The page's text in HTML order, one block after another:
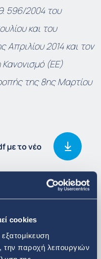
cookies
την παροχή λειτουργιών
596/2004 του
και του
Απριλίου 2014 και τον
Κανονισμό (ΕΕ)
της 8ηςΜαρτίου
με το νέο